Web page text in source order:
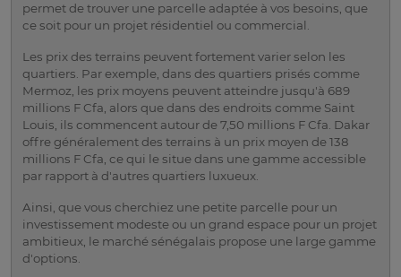
permet de trouver une parcelle adaptée à vos besoins, que
ce soit pour un projet résidentiel ou commercial.
Les prix des terrains peuvent fortement varier selon les
quartiers. Par exemple, dans des quartiers prisés comme
Mermoz, les prix moyens peuvent atteindre jusqu'à 689
millions F Cfa, alors que dans des endroits comme Saint
Louis, ils commencent autour de 7,50 millions F Cfa. Dakar
offre généralement des terrains à un prix moyen de 138
millions F Cfa, ce qui le situe dans une gamme accessible
par rapport à d'autres quartiers luxueux.
Ainsi, que vous cherchiez une petite parcelle pour un
investissement modeste ou un grand espace pour un projet
ambitieux, le marché sénégalais propose une large gamme
d'options.